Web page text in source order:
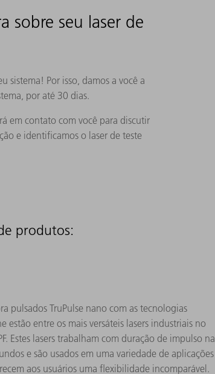
sobre seu laser de
sistema! Por isso, damos a você a
por até 30 dias.
em contato com você para discutir
e identificamos o laser de teste
produtos:
pulsados TruPulse nano com as tecnologias
estão entre os mais versáteis lasers industriais no
Estes lasers trabalham com duração de impulso na
e são usados ​​em uma variedade de aplicações
aos usuários uma flexibilidade incomparável.